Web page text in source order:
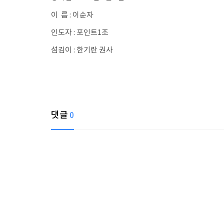
이 름 : 이순자
인도자 : 포인트1조
섬김이 : 한기란 권사
댓글 0